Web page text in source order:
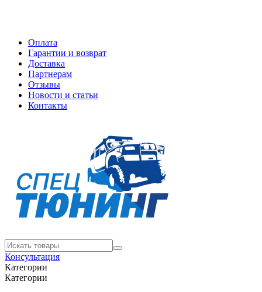
Оплата
Гарантии и возврат
Доставка
Партнерам
Отзывы
Новости и статьи
Контакты
Консультация
Категории
Категории